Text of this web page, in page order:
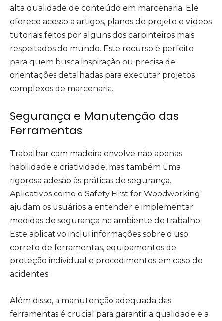
alta qualidade de conteúdo em marcenaria. Ele
oferece acesso a artigos, planos de projeto e vídeos
tutoriais feitos por alguns dos carpinteiros mais
respeitados do mundo. Este recurso é perfeito
para quem busca inspiração ou precisa de
orientações detalhadas para executar projetos
complexos de marcenaria.
Segurança e Manutenção das
Ferramentas
Trabalhar com madeira envolve não apenas
habilidade e criatividade, mas também uma
rigorosa adesão às práticas de segurança.
Aplicativos como o Safety First for Woodworking
ajudam os usuários a entender e implementar
medidas de segurança no ambiente de trabalho.
Este aplicativo inclui informações sobre o uso
correto de ferramentas, equipamentos de
proteção individual e procedimentos em caso de
acidentes.
Além disso, a manutenção adequada das
ferramentas é crucial para garantir a qualidade e a